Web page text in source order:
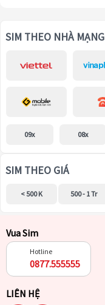
SIM THEO NHÀ MẠNG
09x 08x
SIM THEO GIÁ
< 500 K 500 - 1 Tr
Vua Sim
Hotline
0877.555555
LIÊN HỆ